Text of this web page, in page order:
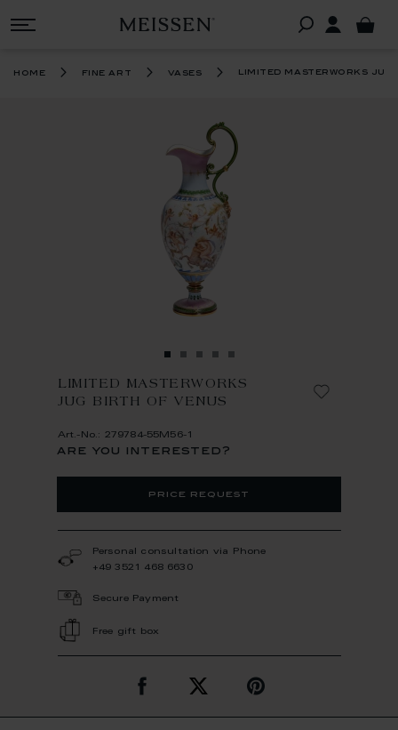
home fine art vases limited masterworks
LIMITED MASTERWORKS
JUG BIRTH OF VENUS
Art.-No.: 279784-55M56-1
are you interested?
price request
Personal consultation via Phone
+49 3521 468 6630
Secure Payment
Free gift box